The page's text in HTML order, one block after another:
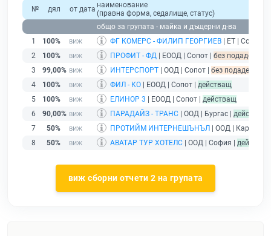
№ дял от дата наименование
(правна форма, седалище, статус)
общо за групата - майка и дъщерни д-ва
1
100% ФГ КОМЕРС - ФИЛИП ГЕОРГИЕВ | ЕТ | Сопот |
2
100% ПРОФИТ - ФД | ЕООД | Сопот | без подаден
3
99,00% ИНТЕРСПОРТ | ООД | Сопот | без подаден
4
100% ФИЛ - КО | ЕООД | Сопот | действащ
5
100% ЕЛИНОР 3 | ЕООД | Сопот | действащ
6
90,00% ПАРАДАЙЗ - ТРАНС | ООД | Бургас | действащ
7
50% ПРОТИЙМ ИНТЕРНЕШЪНЪЛ | ООД | Карлово |
8
50% АВАТАР ТУР ХОТЕЛС | ООД | София | действащ
виж сборни отчети 2 на групата